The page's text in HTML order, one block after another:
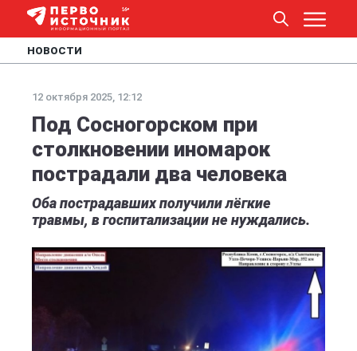
НОВОСТИ
12 октября 2025, 12:12
Под Сосногорском при
столкновении иномарок
пострадали два человека
Оба пострадавших получили лёгкие
травмы, в госпитализации не нуждались.